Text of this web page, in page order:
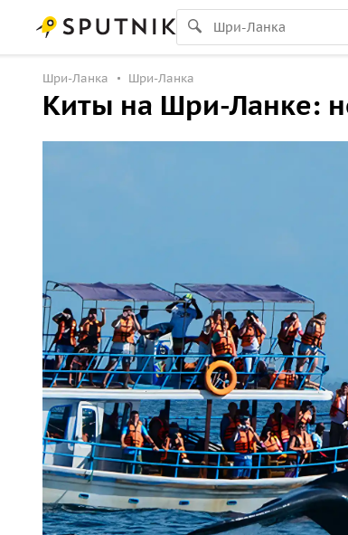
Шри-Ланка Шри-Ланка
Киты на Шри-Ланке: